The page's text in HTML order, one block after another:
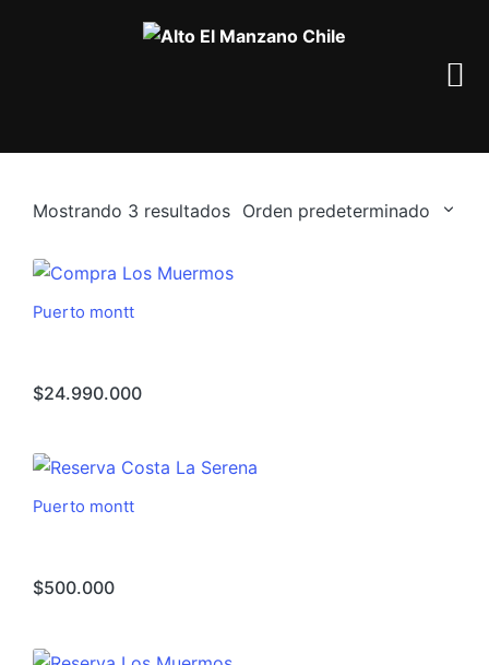
Mostrando 3 resultados Orden predeterminado
Puerto montt
$24.990.000
Puerto montt
$500.000